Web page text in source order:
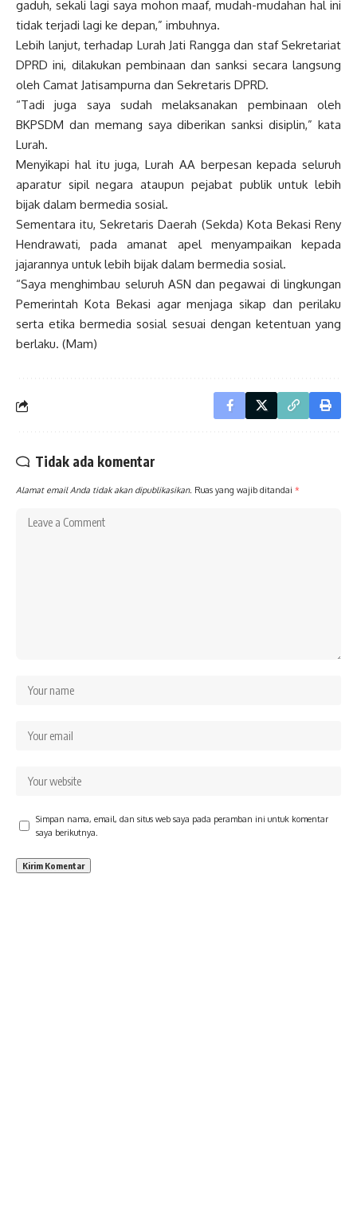
gaduh, sekali lagi saya mohon maaf, mudah-mudahan hal ini
tidak terjadi lagi ke depan,” imbuhnya.
Lebih lanjut, terhadap Lurah Jati Rangga dan staf Sekretariat
DPRD ini, dilakukan pembinaan dan sanksi secara langsung
oleh Camat Jatisampurna dan Sekretaris DPRD.
“Tadi juga saya sudah melaksanakan pembinaan oleh
BKPSDM dan memang saya diberikan sanksi disiplin,” kata
Lurah.
Menyikapi hal itu juga, Lurah AA berpesan kepada seluruh
aparatur sipil negara ataupun pejabat publik untuk lebih
bijak dalam bermedia sosial.
Sementara itu, Sekretaris Daerah (Sekda) Kota Bekasi Reny
Hendrawati, pada amanat apel menyampaikan kepada
jajarannya untuk lebih bijak dalam bermedia sosial.
“Saya menghimbau seluruh ASN dan pegawai di lingkungan
Pemerintah Kota Bekasi agar menjaga sikap dan perilaku
serta etika bermedia sosial sesuai dengan ketentuan yang
berlaku. (Mam)
Tidak ada komentar
Alamat email Anda tidak akan dipublikasikan. Ruas yang wajib ditandai *
Simpan nama, email, dan situs web saya pada peramban ini untuk komentar
saya berikutnya.